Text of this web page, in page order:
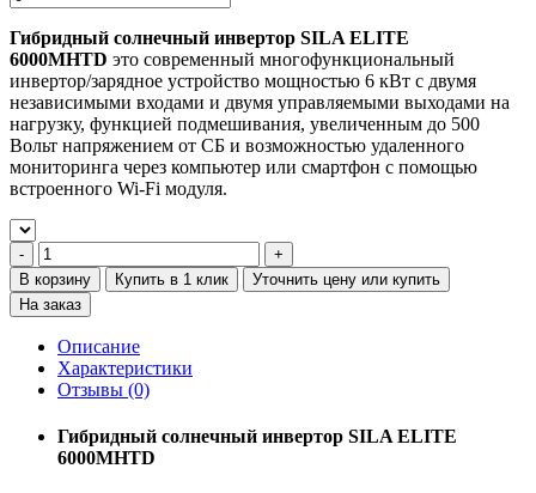
Гибридный солнечный инвертор SILA ELITE
6000MHTD это современный многофункциональный
инвертор/зарядное устройство мощностью 6 кВт с двумя
независимыми входами и двумя управляемыми выходами на
нагрузку, функцией подмешивания, увеличенным до 500
Вольт напряжением от СБ и возможностью удаленного
мониторинга через компьютер или смартфон с помощью
встроенного Wi-Fi модуля.
В корзину Купить в 1 клик
Уточнить цену или купить
На заказ
Описание
Характеристики
Отзывы (0)
Гибридный солнечный инвертор SILA ELITE
6000MHTD